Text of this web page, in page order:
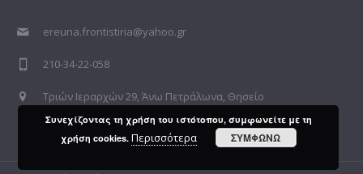
ereuna.frontistiria@yahoo.gr
210-34-22-058
Τριών Ιεραρχών 29, Άνω Πετράλωνα, Θησείο
Συνεχίζοντας τη χρήση του ιστότοπου, συμφωνείτε με τη
χρήση cookies. Περισσότερα ΣΥΜΦΩΝΩ